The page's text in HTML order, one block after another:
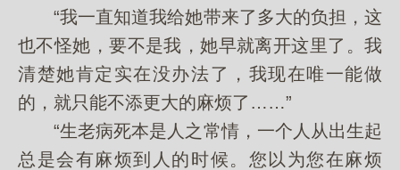
“我一直知道我给她带来了多大的负担，这
也不怪她，要不是我，她早就离开这里了。我
清楚她肯定实在没办法了，我现在唯一能做
的，就只能不添更大的麻烦了……”
“生老病死本是人之常情，一个人从出生起
总是会有麻烦到人的时候。您以为您在麻烦